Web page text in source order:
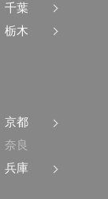
千葉
栃木
京都
奈良
兵庫